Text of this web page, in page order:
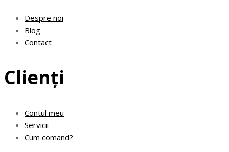
Despre noi
Blog
Contact
Clienți
Contul meu
Servicii
Cum comand?